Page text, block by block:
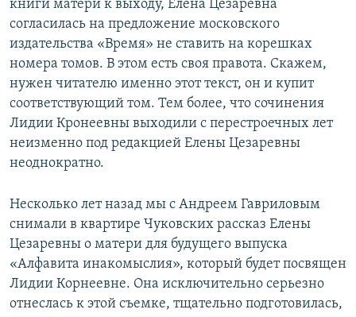
книги матери к выходу, Елена Цезаревна
согласилась на предложение московского
издательства «Время» не ставить на корешках
номера томов. В этом есть своя правота. Скажем,
нужен читателю именно этот текст, он и купит
соответствующий том. Тем более, что сочинения
Лидии Кронеевны выходили с перестроечных лет
неизменно под редакцией Елены Цезаревны
неоднократно.
Несколько лет назад мы с Андреем Гавриловым
снимали в квартире Чуковских рассказ Елены
Цезаревны о матери для будущего выпуска
«Алфавита инакомыслия», который будет посвящен
Лидии Корнеевне. Она исключительно серьезно
отнеслась к этой съемке, тщательно подготовилась,